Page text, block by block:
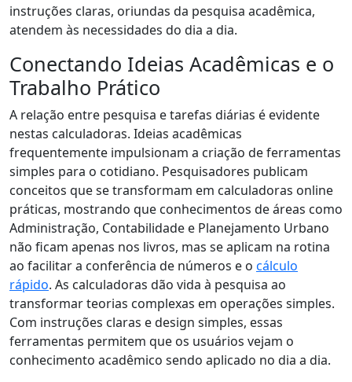
instruções claras, oriundas da pesquisa acadêmica,
atendem às necessidades do dia a dia.
Conectando Ideias Acadêmicas e o
Trabalho Prático
A relação entre pesquisa e tarefas diárias é evidente
nestas calculadoras. Ideias acadêmicas
frequentemente impulsionam a criação de ferramentas
simples para o cotidiano. Pesquisadores publicam
conceitos que se transformam em calculadoras online
práticas, mostrando que conhecimentos de áreas como
Administração, Contabilidade e Planejamento Urbano
não ficam apenas nos livros, mas se aplicam na rotina
ao facilitar a conferência de números e o cálculo
rápido. As calculadoras dão vida à pesquisa ao
transformar teorias complexas em operações simples.
Com instruções claras e design simples, essas
ferramentas permitem que os usuários vejam o
conhecimento acadêmico sendo aplicado no dia a dia.